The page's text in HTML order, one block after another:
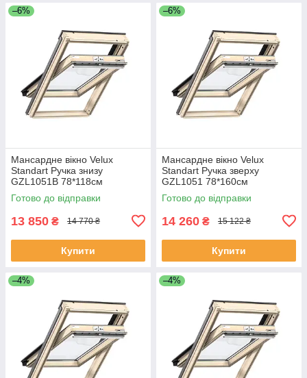
–6%
Мансардне вікно Velux
Standart Ручка знизу
GZL1051B 78*118см
Готово до відправки
13 850 ₴ 14 770 ₴
Купити
–6%
Мансардне вікно Velux
Standart Ручка зверху
GZL1051 78*160см
Готово до відправки
14 260 ₴ 15 122 ₴
Купити
–4% –4%